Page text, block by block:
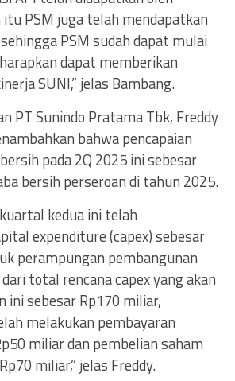
itu PSM juga telah mendapatkan
PSM sudah dapat mulai
dapat memberikan
SUNI,” jelas Bambang.
PT Sunindo Pratama Tbk, Freddy
bahwa pencapaian
pada 2Q 2025 ini sebesar
bersih perseroan di tahun 2025.
kedua ini telah
expenditure (capex) sebesar
perampungan pembangunan
total rencana capex yang akan
ini sebesar Rp170 miliar,
melakukan pembayaran
miliar dan pembelian saham
miliar,” jelas Freddy.